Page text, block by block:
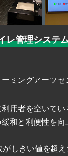
レ管理システ
ミングアーツセ
利用者を空いて
和と利便性を向
しきい値を超